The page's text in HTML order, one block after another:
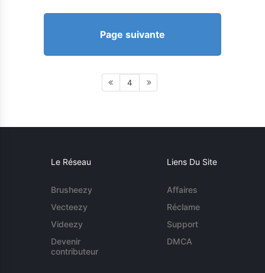
Page suivante
4
Le Réseau
Brusheezy
Vecteezy
Videezy
Devenir
contributeur
Liens Du Site
Affaires
Réclame
Support
DMCA